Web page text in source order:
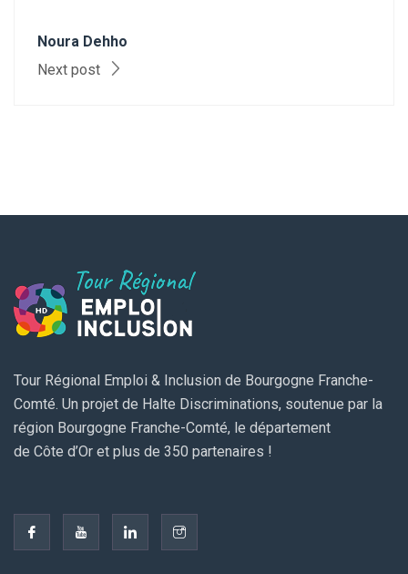
Noura Dehho
Next post
Tour Régional Emploi & Inclusion de Bourgogne Franche-
Comté. Un projet de Halte Discriminations, soutenue par la
région Bourgogne Franche-Comté, le département
de Côte d’Or et plus de 350 partenaires !